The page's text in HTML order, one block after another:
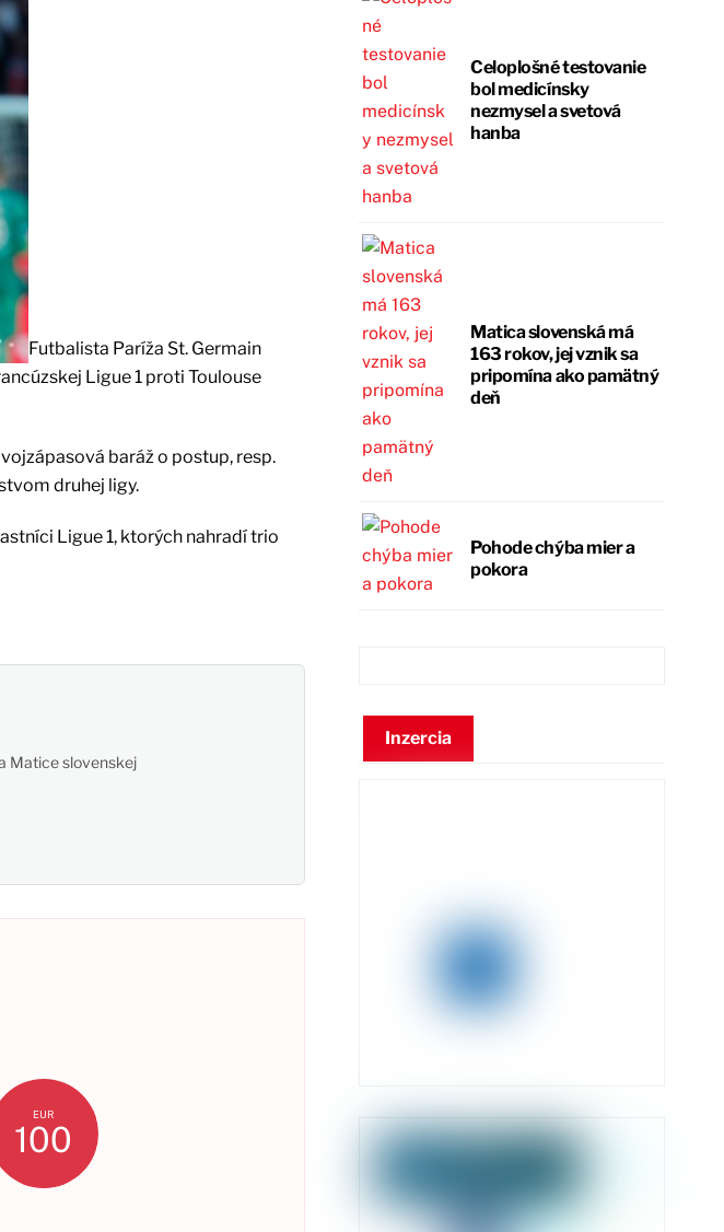
Futbalista Paríža St. Germain
Ligue 1 proti Toulouse
baráž o postup, resp.
druhej ligy.
Ligue 1, ktorých nahradí trio
Matice slovenskej
EUR
100
Celoplošné testovanie
bol medicínsky
nezmysel a svetová
hanba
Matica slovenská má
163 rokov, jej vznik sa
pripomína ako pamätný
deň
Pohode chýba mier a
pokora
Inzercia